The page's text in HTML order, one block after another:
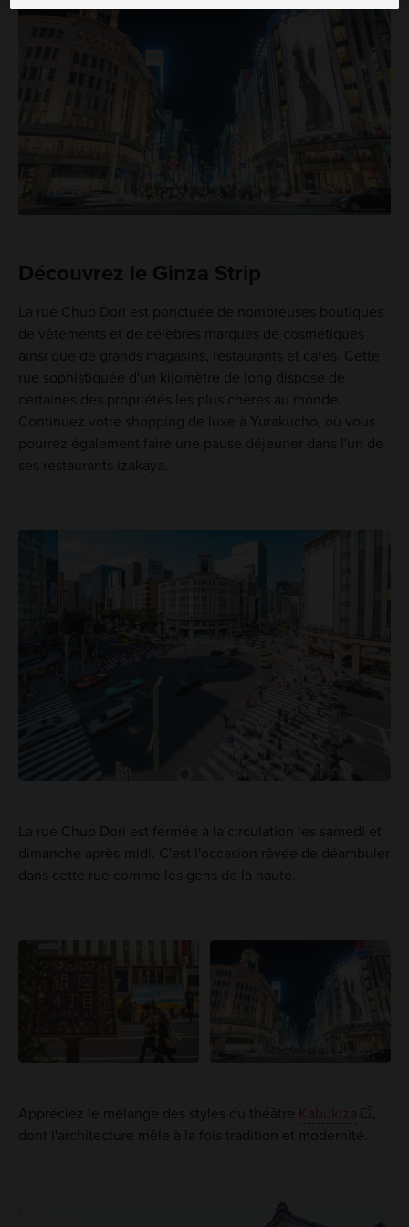
Découvrez le Ginza Strip
La rue Chuo Dori est ponctuée de nombreuses boutiques
de vêtements et de célèbres marques de cosmétiques
ainsi que de grands magasins, restaurants et cafés. Cette
rue sophistiquée d'un kilomètre de long dispose de
certaines des propriétés les plus chères au monde.
Continuez votre shopping de luxe à Yurakucho, où vous
pourrez également faire une pause déjeuner dans l'un de
ses restaurants izakaya.
La rue Chuo Dori est fermée à la circulation les samedi et
dimanche après-midi. C'est l'occasion rêvée de déambuler
dans cette rue comme les gens de la haute.
Appréciez le mélange des styles du théâtre Kabukiza
dont l'architecture mêle à la fois tradition et modernité.